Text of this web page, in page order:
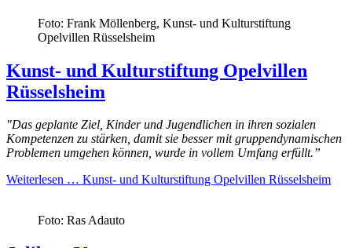
Foto: Frank Möllenberg, Kunst- und Kulturstiftung
Opelvillen Rüsselsheim
Kunst- und Kulturstiftung Opelvillen
Rüsselsheim
"Das geplante Ziel, Kinder und Jugendlichen in ihren sozialen
Kompetenzen zu stärken, damit sie besser mit gruppendynamischen
Problemen umgehen können, wurde in vollem Umfang erfüllt.”
Weiterlesen … Kunst- und Kulturstiftung Opelvillen Rüsselsheim
Foto: Ras Adauto